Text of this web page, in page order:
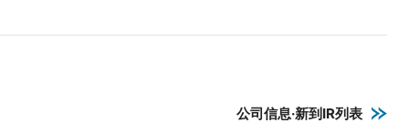
公司信息·新到IR列表